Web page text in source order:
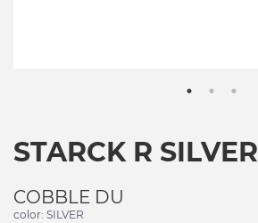
STARCK R SILVER
COBBLE DU
color: SILVER